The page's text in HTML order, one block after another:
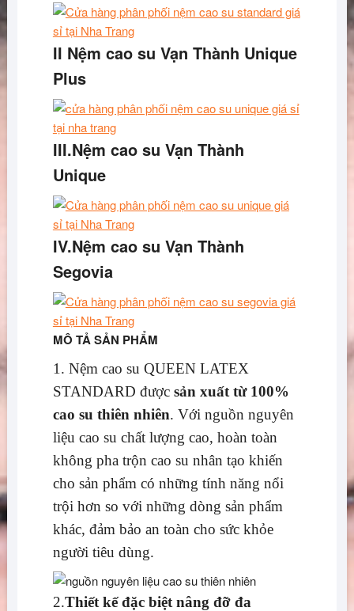
II Nệm cao su Vạn Thành Unique
Plus
III.Nệm cao su Vạn Thành
Unique
IV.Nệm cao su Vạn Thành
Segovia
MÔ TẢ SẢN PHẨM
1. Nệm cao su QUEEN LATEX
STANDARD được sản xuất từ 100%
cao su thiên nhiên. Với nguồn nguyên
liệu cao su chất lượng cao, hoàn toàn
không pha trộn cao su nhân tạo khiến
cho sản phẩm có những tính năng nổi
trội hơn so với những dòng sản phẩm
khác, đảm bảo an toàn cho sức khỏe
người tiêu dùng.
2.Thiết kế đặc biệt nâng đỡ đa